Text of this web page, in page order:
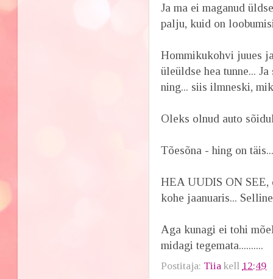
Ja ma ei maganud
palju, kuid on
Hommikukohvi juues
üleüldse hea tunne...
ning... siis ilmneski,
Oleks olnud auto
Tõesõna - hing on
HEA UUDIS ON
kohe jaanuaris...
Aga kunagi ei tohi
midagi tegemata..........
Postitaja: Tiia kell 12:49